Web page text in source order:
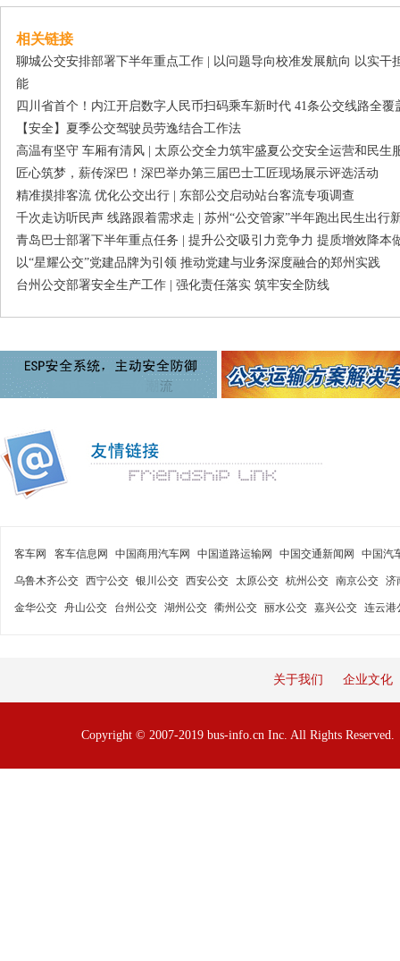
相关链接
聊城公交安排部署下半年重点工作 | 以问题导向校准发展航向 以实干
能
四川省首个！内江开启数字人民币扫码乘车新时代 41条公交线路全覆
【安全】夏季公交驾驶员劳逸结合工作法
高温有坚守 车厢有清风 | 太原公交全力筑牢盛夏公交安全运营和民生
匠心筑梦，薪传深巴！深巴举办第三届巴士工匠现场展示评选活动
精准摸排客流 优化公交出行 | 东部公交启动站台客流专项调查
千次走访听民声 线路跟着需求走 | 苏州“公交管家”半年跑出民生出行
青岛巴士部署下半年重点任务 | 提升公交吸引力竞争力 提质增效降本
以“星耀公交”党建品牌为引领 推动党建与业务深度融合的郑州实践
台州公交部署安全生产工作 | 强化责任落实 筑牢安全防线
客车网 客车信息网 中国商用汽车网 中国道路运输网 中国交通新闻网 中国汽
乌鲁木齐公交 西宁公交 银川公交 西安公交 太原公交 杭州公交 南京公交 济
金华公交 舟山公交 台州公交 湖州公交 衢州公交 丽水公交 嘉兴公交 连云港
关于我们 企业文化
Copyright © 2007-2019 bus-info.cn Inc. All Rights